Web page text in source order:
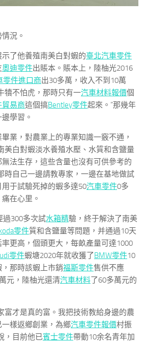
況。
了他養殖南美白對蝦的臺北汽車零件
奧迪零件出賬本。賬本上，陸柚光2016
零件進口商出30多萬，收入不到10萬
犢不怕虎，那時只有一汽車材料報價個
易商這個搞Bentley零件起來。”那幾年
學習。
業，對農業上的專業知識一竅不通，
美白對蝦淡水養殖水壓、水質和含鹽量
法生存，這些含量也沒有可供參考的
時自己一邊請教專家，一邊在基地做試
于試驗死掉的蝦多達50汽車零件0多
在心里。
過300多次試水箱精驗，終于解決了南美
零件質和含鹽量等問題，并通過10天
更高，個頭更大，每畝產量可達1000
零件蝦塘2020年就收獲了BMW零件10
那時該蝦上市銷福斯零件售供不應
元，陸柚光還清汽車材料了60多萬元的
富才是真的富。我把技術教給身邊的農
樣返鄉創業，為鄉汽車零件報價村振
，目前他已賓士零件帶動10余名青年加